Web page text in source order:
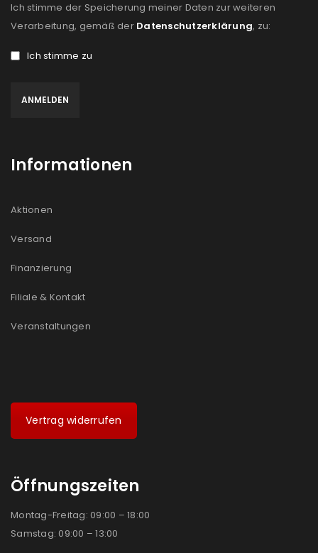
REGISTRIEREN
Please select all the ways you would like to hear from
Ja, ich möchte ein Kundenkonto eröffnen und
Ich stimme der Speicherung meiner Daten zur weiteren
Verarbeitung, gemäß der Datenschutzerklärung, zu:
Ich stimme zu
Informationen
Aktionen
Versand
Finanzierung
Filiale & Kontakt
Veranstaltungen
Vertrag widerrufen
Öffnungszeiten
Montag-Freitag: 09:00 – 18:00
Samstag: 09:00 – 13:00